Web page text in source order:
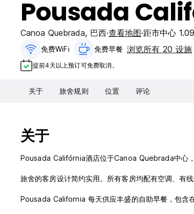
Pousada
Canoa Quebrada, 巴西 查看地图 距市中心
免费WiFi 免费早餐‎ 浏览所有 20 设施
提前4天以上预订可免费取消。
关于 旅舍规则 位置 评论
关于
Pousada Califórnia酒店位于Canoa Quebrada中心
旅舍的客房设计简约实用。所有客房均配有空调、有
Pousada California 每天供应丰盛的自助早餐，包含